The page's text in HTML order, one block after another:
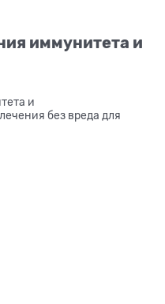
иммунитета и
и
без вреда для